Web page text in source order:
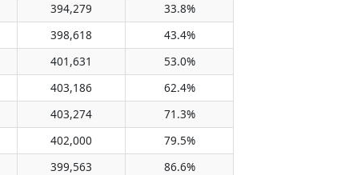
394,279
33.8%
398,618
43.4%
401,631
53.0%
403,186
62.4%
403,274
71.3%
402,000
79.5%
399,563
86.6%